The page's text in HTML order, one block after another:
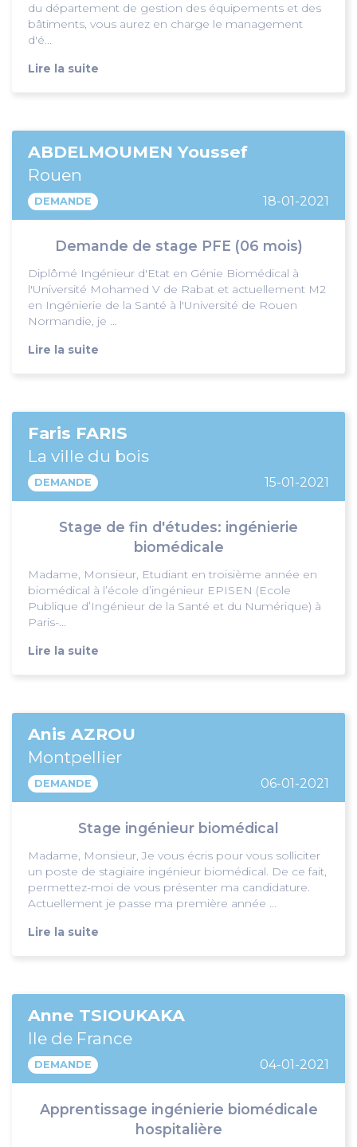
du département de gestion des équipements et des
bâtiments, vous aurez en charge le management
d'é...
Lire la suite
ABDELMOUMEN Youssef
Rouen
DEMANDE 18-01-2021
Demande de stage PFE (06 mois)
Diplômé Ingénieur d'Etat en Génie Biomédical à
l'Université Mohamed V de Rabat et actuellement M2
en Ingénierie de la Santé à l'Université de Rouen
Normandie, je ...
Lire la suite
Faris FARIS
La ville du bois
DEMANDE 15-01-2021
Stage de fin d'études: ingénierie
biomédicale
Madame, Monsieur, Etudiant en troisième année en
biomédical à l’école d’ingénieur EPISEN (Ecole
Publique d’Ingénieur de la Santé et du Numérique) à
Paris-...
Lire la suite
Anis AZROU
Montpellier
DEMANDE 06-01-2021
Stage ingénieur biomédical
Madame, Monsieur, Je vous écris pour vous solliciter
un poste de stagiaire ingénieur biomédical. De ce fait,
permettez-moi de vous présenter ma candidature.
Actuellement je passe ma première année ...
Lire la suite
Anne TSIOUKAKA
Ile de France
DEMANDE 04-01-2021
Apprentissage ingénierie biomédicale
hospitalière